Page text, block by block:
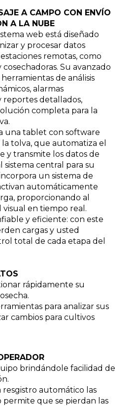
A CAMPO CON ENVÍO
A LA NUBE
web está diseñado
y procesar datos
remotas, como
cosechadoras. Su avanzado
de análisis
alarmas
reportes detallados,
completa para la
una tablet con software
la tolva, que automatiza el
y transmite los datos de
central para su
un sistema de
automáticamente
proporcionando al
en tiempo real.
y eficiente: con este
cargas y usted
total de cada etapa del
rápidamente su
para analizar sus
cambios para cultivos
brindándole facilidad de
automático las
permite que se pierdan las